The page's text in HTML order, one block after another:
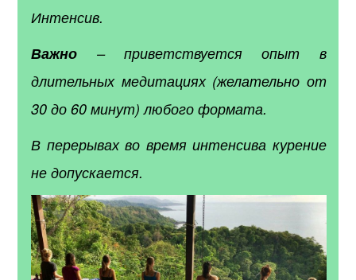
Интенсив.
Важно – приветствуется опыт в
длительных медитациях (желательно от
30 до 60 минут) любого формата.
В перерывах во время интенсива курение
не допускается.